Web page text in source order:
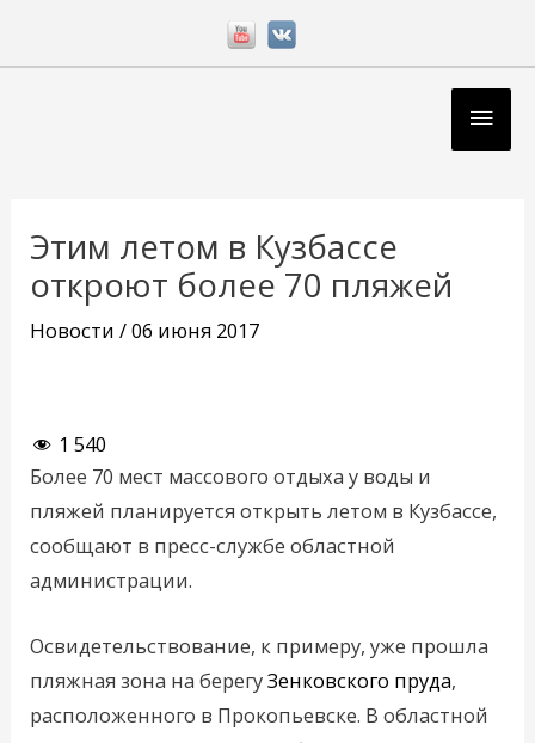
Этим летом в Кузбассе
откроют более 70 пляжей
Новости /06 июня 2017
1 540
Более 70 мест массового отдыха у воды и
пляжей планируется открыть летом в Кузбассе,
сообщают в пресс-службе областной
администрации.
Освидетельствование, к примеру, уже прошла
пляжная зона на берегуЗенковского пруда,
расположенного в Прокопьевске. В областной
записям